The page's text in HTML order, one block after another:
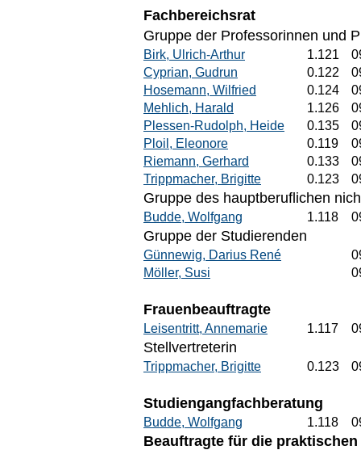
Fachbereichsrat
Gruppe der Professorinnen und
Birk, Ulrich-Arthur 1.121
Cyprian, Gudrun
0.122
Hosemann, Wilfried
0.124
Mehlich, Harald
1.126
Plessen-Rudolph, Heide
0.135
Ploil, Eleonore
0.119
Riemann, Gerhard
0.133
Trippmacher, Brigitte
0.123
Gruppe des hauptberuflichen
Budde, Wolfgang 1.118
Gruppe der Studierenden
Günnewig, Darius René
Möller, Susi
Frauenbeauftragte
Leisentritt, Annemarie 1.117
Stellvertreterin
Trippmacher, Brigitte 0.123
Studiengangfachberatung
Budde, Wolfgang 1.118
Beauftragte für die